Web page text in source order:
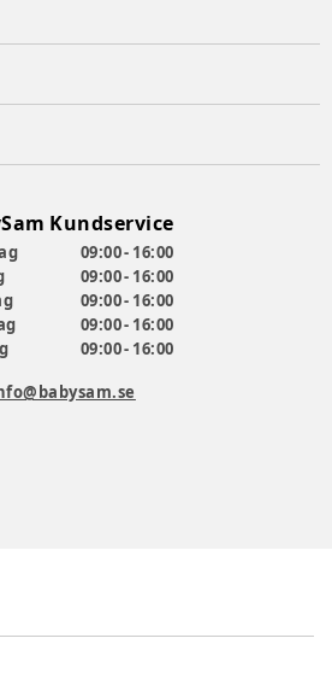
Kundservice
09:00 - 16:00
09:00 - 16:00
09:00 - 16:00
09:00 - 16:00
09:00 - 16:00